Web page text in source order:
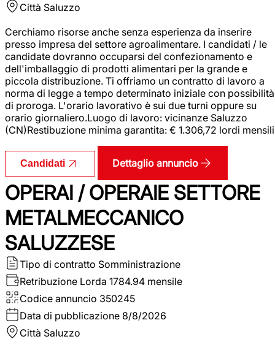
Città Saluzzo
Cerchiamo risorse anche senza esperienza da inserire
presso impresa del settore agroalimentare. I candidati / le
candidate dovranno occuparsi del confezionamento e
dell'imballaggio di prodotti alimentari per la grande e
piccola distribuzione. Ti offriamo un contratto di lavoro a
norma di legge a tempo determinato iniziale con possibilità
di proroga. L'orario lavorativo è sui due turni oppure su
orario giornaliero.Luogo di lavoro: vicinanze Saluzzo
(CN)Restibuzione minima garantita: € 1.306,72 lordi mensili
Candidati Dettaglio annuncio
OPERAI / OPERAIE SETTORE
METALMECCANICO
SALUZZESE
Tipo di contratto Somministrazione
Retribuzione Lorda 1784.94 mensile
Codice annuncio 350245
Data di pubblicazione 8/8/2026
Città Saluzzo